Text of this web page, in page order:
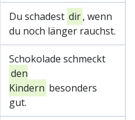
Du schadest dir, wenn
du noch länger rauchst.
Schokolade schmeckt
den
Kindern besonders
gut.